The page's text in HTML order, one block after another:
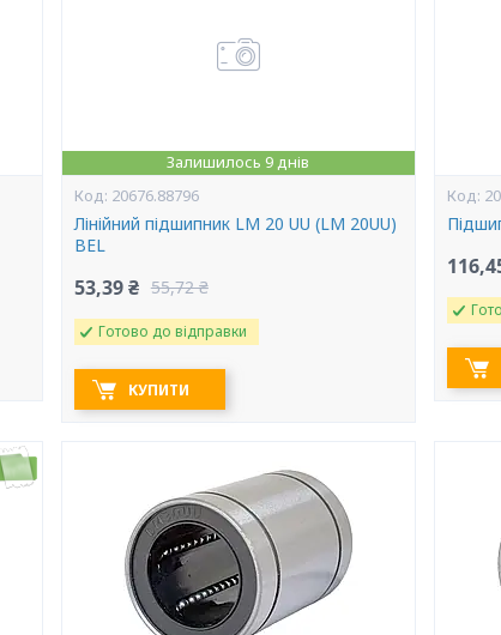
Залишилось 9 днів
20676.88796
Лінійний підшипник LM 20 UU (LM 20UU)
BEL
53,39 ₴ 55,72 ₴
Готово до відправки
КУПИТИ